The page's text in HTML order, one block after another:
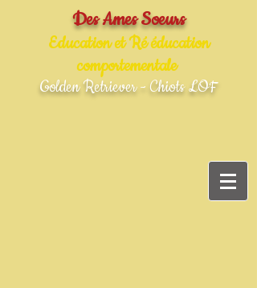
Des Ames Soeurs
Education et Ré éducation
comportementale
Golden Retriever - Chiots LOF